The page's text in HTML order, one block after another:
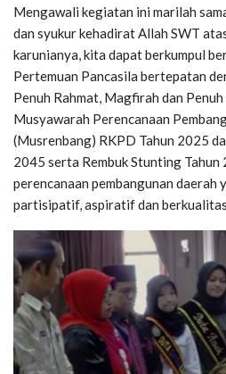
Mengawali kegiatan ini marilah
dan syukur kehadirat Allah SWT
karunianya, kita dapat berkumpul
Pertemuan Pancasila bertepatan
Penuh Rahmat, Magfirah dan
Musyawarah Perencanaan
(Musrenbang) RKPD Tahun 2025
2045 serta Rembuk Stunting Tahun
perencanaan pembangunan daerah
partisipatif, aspiratif dan